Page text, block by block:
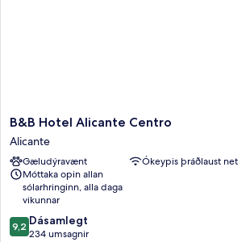
B&B
Hotel
Alicante
Centro
Alicante
B&B Hotel Alicante Centro
Alicante
Gæludýravænt
Ókeypis þráðlaust net
Móttaka opin allan
sólarhringinn, alla daga
vikunnar
9.2
af
9,2 Dásamlegt
234 umsagnir